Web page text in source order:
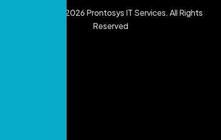
Copyright © 2026 Prontosys IT Services. All Rights
Reserved